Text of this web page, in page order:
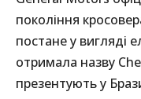
покоління
постане у вигляді
отримала назву
презентують у